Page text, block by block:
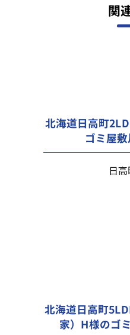
関
北海道日高町
ゴミ屋
日
北海道日高町
家）H様のゴ